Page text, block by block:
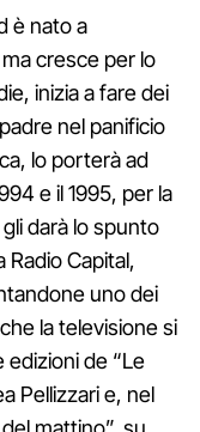
è nato a
cresce per lo
inizia a fare dei
nel panificio
lo porterà ad
e il 1995, per la
gli darà lo spunto
Radio Capital,
uno dei
la televisione si
de “Le
Pellizzari e, nel